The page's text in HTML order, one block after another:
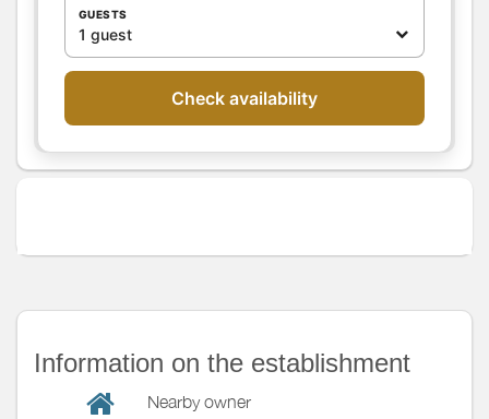
Other
equipment
Heating / Air
conditioning
Heating
Various
GUESTS
1 guest
Check availability
Information on the establishment
Nearby owner